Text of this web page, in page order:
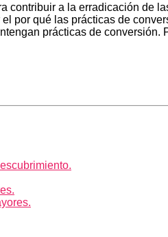
a la erradicación de
por qué las prácticas de
prácticas de conversión.